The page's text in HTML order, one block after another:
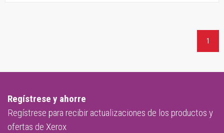
1
Regístrese y ahorre
Regístrese para recibir actualizaciones de los productos y
ofertas de Xerox